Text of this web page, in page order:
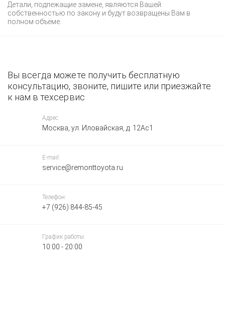
Детали, подлежащие замене, являются Вашей
собственностью по закону и будут возвращены Вам в
полном объёме.
Вы всегда можете получить бесплатную
консультацию, звоните, пишите или приезжайте
к нам в техсервис
Адрес:
Москва, ул. Иловайская, д. 12Ас1
E-mail:
service@remonttoyota.ru
Телефон:
+7 (926) 844-85-45
График работы:
10:00 - 20:00